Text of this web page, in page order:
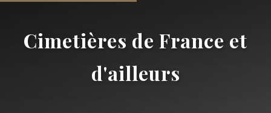
Cimetières de France et
d'ailleurs